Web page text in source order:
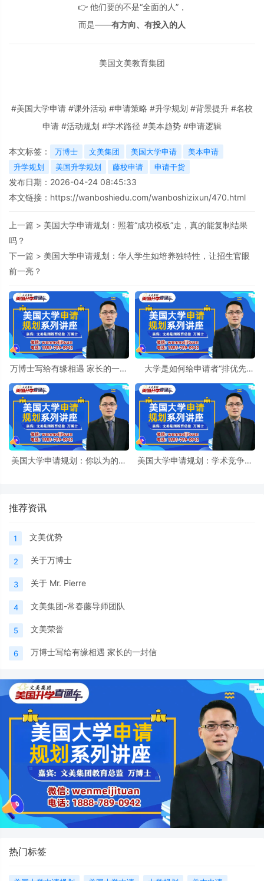
👉 他们要的不是“全面的人”，
而是——有方向、有投入的人
美国文美教育集团
#美国大学申请 #课外活动 #申请策略 #升学规划 #背景提升 #名校
申请 #活动规划 #学术路径 #美本趋势 #申请逻辑
本文标签： 万博士 文美集团 美国大学申请
美本申请
升学规划
美国升学规划 藤校申请 申请干货
发布日期：2026-04-24 08:45:33
本文链接： https://wanboshiedu.com/wanboshizixun/470.html
上一篇 > 美国大学申请规划：照着“成功模板”走，真的能复制结果
吗？
下一篇 > 美国大学申请规划：华人学生如培养独特性，让招生官眼
前一亮？
万博士写给有缘相遇 家长的一封
大学是如何给申请者“排优先
美国大学申请规划：你以为的校
美国大学申请规划：学术竞争力
推荐资讯
1 文美优势
2 关于万博士
3 关于 Mr. Pierre
4 文美集团-常春藤导师团队
5 文美荣誉
6 万博士写给有缘相遇 家长的一封信
热门标签